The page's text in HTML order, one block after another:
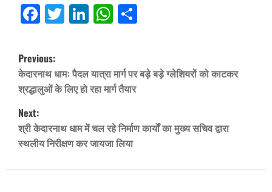
Facebook
Twitter
LinkedIn
WhatsApp
P
o
s
t
n
Previous:
केदारनाथ धामः पैदल यात्रा मार्ग पर बड़े बड़े ग्लेशियरों को काटकर
श्रद्धालुओं के लिए हो रहा मार्ग तैयार
Next:
श्री केदारनाथ धाम में चल रहे निर्माण कार्यों का मुख्य सचिव द्वारा
स्थलीय निरीक्षण कर जायजा लिया